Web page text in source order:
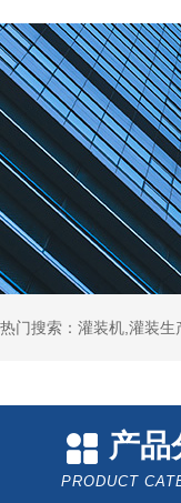
热门搜索：灌装机,灌装
产品
PRODUCT